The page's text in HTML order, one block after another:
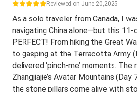
Reviewed on June 20,2025
As a solo traveler from Canada, I
navigating China alone—but this 11-
PERFECT! From hiking the Great
to gasping at the Terracotta Army
delivered ‘pinch-me’ moments.
Zhangjiajie’s Avatar Mountains (Day
the stone pillars come alive with